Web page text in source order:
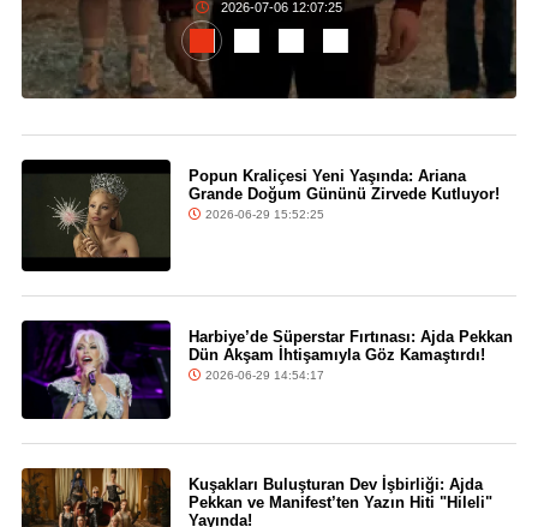
2026-07-06 12:07:25
Popun Kraliçesi Yeni Yaşında: Ariana
Grande Doğum Gününü Zirvede Kutluyor!
2026-06-29 15:52:25
Harbiye’de Süperstar Fırtınası: Ajda Pekkan
Dün Akşam İhtişamıyla Göz Kamaştırdı!
2026-06-29 14:54:17
Kuşakları Buluşturan Dev İşbirliği: Ajda
Pekkan ve Manifest’ten Yazın Hiti "Hileli"
Yayında!